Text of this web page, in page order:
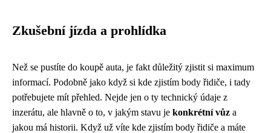
Zkušební jízda a prohlídka
Než se pustíte do koupě auta, je fakt důležitý zjistit si maximum
informací. Podobně jako když si kde zjistím body řidiče, i tady
potřebujete mít přehled. Nejde jen o ty technický údaje z
inzerátu, ale hlavně o to, v jakým stavu je konkrétní vůz a
jakou má historii. Když už víte kde zjistím body řidiče a máte